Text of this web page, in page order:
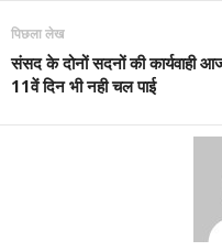
पिछला लेख
संसद के दोनों सदनों की कार्यवाही
11वें दिन भी नही चल पाई